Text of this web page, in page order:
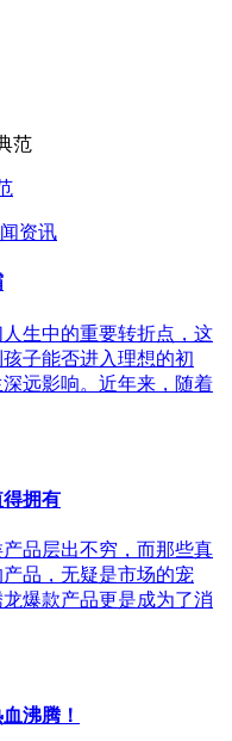
资讯
生中的重要转折点，这
子能否进入理想的初
远影响。近年来，随着
拥有
品层出不穷，而那些真
品，无疑是市场的宠
爆款产品更是成为了消
沸腾！